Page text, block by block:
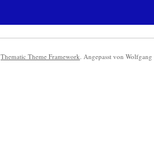
Thematic Theme Framework. Angepasst von